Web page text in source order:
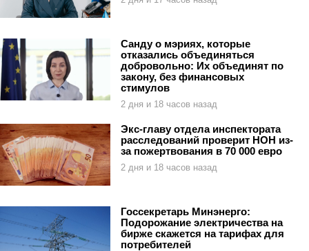
Санду о мэриях, которые
отказались объединяться
добровольно: Их объединят по
закону, без финансовых
стимулов
2 дня и 18 часов назад
Экс-главу отдела инспектората
расследований проверит НОН из-
за пожертвования в 70 000 евро
2 дня и 18 часов назад
Госсекретарь Минэнерго:
Подорожание электричества на
бирже скажется на тарифах для
потребителей